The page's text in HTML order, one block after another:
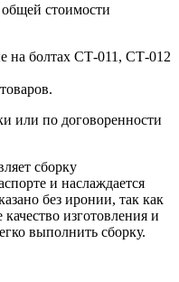
общей стоимости
на болтах СТ-011, СТ-012
или по договоренности
сборку
и наслаждается
без иронии, так как
изготовления и
выполнить сборку.